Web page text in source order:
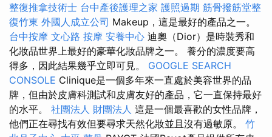
整復推拿技術士 台中產後護理之家 護照過期 筋骨撥筋堂整
復竹東 外國人成立公司 Makeup，這是最好的產品之一。
台中按摩 文心路 按摩 安養中心 迪奧（Dior）是時裝秀和
化妝品世界上最好的豪華化妝品牌之一。 養分的濃度要高
得多，因此結果幾乎立即可見。 GOOGLE SEARCH
CONSOLE Clinique是一個多年來一直處於美容世界的品
牌，但由於皮膚科測試和皮膚友好的產品，它一直保持最好
的水平。 社團法人 財團法人 這是一個最喜歡的女性品牌，
他們正在尋找有效但要尋求天然化妝並且沒有過敏原。 竹